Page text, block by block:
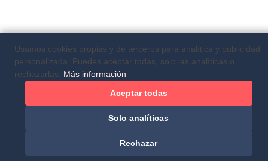
Usamos cookies propias y de terceros para analítica y publicidad
personalizada. Puedes aceptar todas, solo las analíticas o
rechazarlas. Más información
Aceptar todas
Solo analíticas
Rechazar